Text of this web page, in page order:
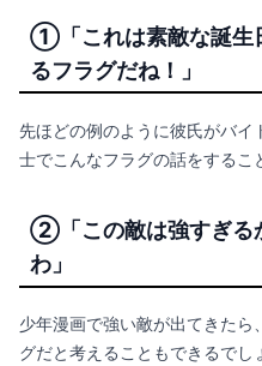
①「これは素敵な誕生
るフラグだね！」
先ほどの例のように彼氏がバ
士でこんなフラグの話をするこ
②「この敵は強すぎる
わ」
少年漫画で強い敵が出てきた
グだと考えることもできるでし